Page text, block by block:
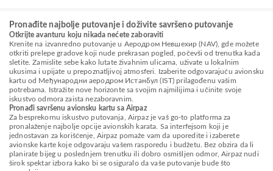
Pronađite najbolje putovanje i doživite savršeno putovanje
Otkrijte avanturu koju nikada nećete zaboraviti
Krenite na izvanredno putovanje u Aеродром Невшехир (NAV), gde možete
otkriti prelepe gradove koji nude prekrasan pogled, počevši od trenutka kada
sletite. Zamislite sebe kako lutate živahnim ulicama, uživate u lokalnim
ukusima i upijate u prepoznatljivoj atmosferi. Izaberite odgovarajuću avionsku
kartu od Међународни аеродром Истанбул (IST) prilagođenu vašim
potrebama. Istražite nove horizonte sa svojim najmilijima i učinite svoje
iskustvo odmora zaista nezaboravnim.
Pronađi savršenu avionsku kartu sa Airpaz
Za besprekornu iskustvo putovanja, Airpaz je vaš go-to platforma za
pronalaženje najbolje opcije avionskih karata. Sa interfejsom koji je
jednostavan za korišćenje, Airpaz pomaže vam da uporedite i izaberete
avionske karte koje odgovaraju vašem rasporedu i budžetu. Bez obzira da li
planirate bijeg u poslednjem trenutku ili dobro osmišljen odmor, Airpaz nudi
širok spektar izbora kako bi se osiguralo da vaše putovanje bude što